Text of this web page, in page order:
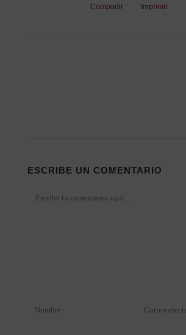
Compartir Imprimir
ESCRIBE UN COMENTARIO